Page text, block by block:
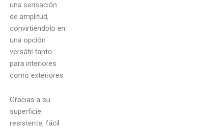
una sensación
de amplitud,
convirtiéndolo en
una opción
versátil tanto
para interiores
como exteriores.
Gracias a su
superficie
resistente, fácil